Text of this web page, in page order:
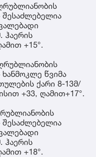
შესაძლებელია
ჰაერის
+15°.
წვიმა
ქარი 8-13მ/
+33, ღამით+17°.
შესაძლებელია
ჰაერის
+18°.